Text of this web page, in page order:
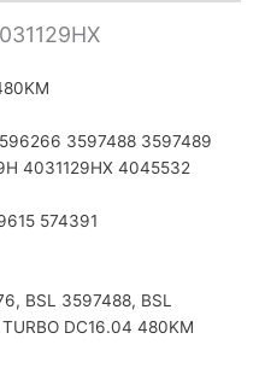
3597488 3597489
4031129HX 4045532
574391
BSL 3597488, BSL
DC16.04 480KM